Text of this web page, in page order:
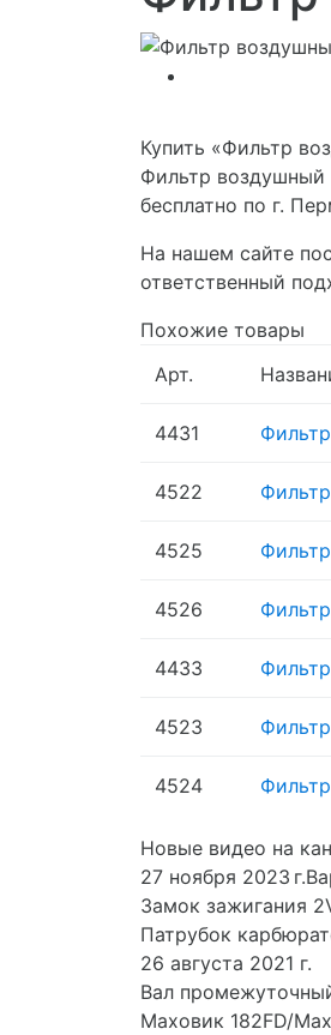
Купить «Фильтр
Фильтр воздушный
бесплатно по г.
На нашем сайте
ответственный
Похожие товары
Арт.
4431
4522
4525
4526
4433
4523
4524
Новые видео на
27 ноября 2023
Замок зажигания
Патрубок
26 августа 2021 г.
Вал
Маховик 182FD/